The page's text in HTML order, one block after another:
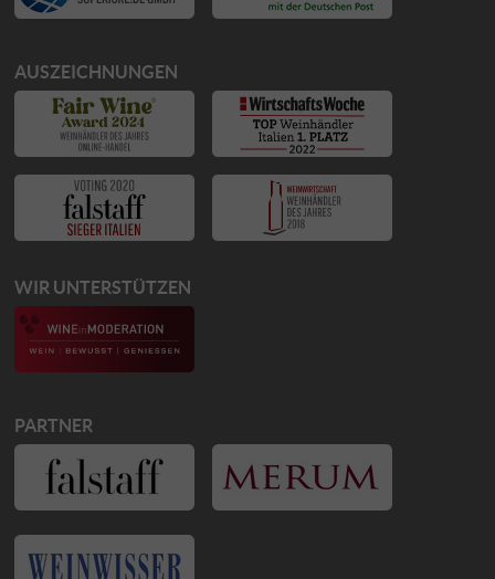
AUSZEICHNUNGEN
WIR UNTERSTÜTZEN
PARTNER